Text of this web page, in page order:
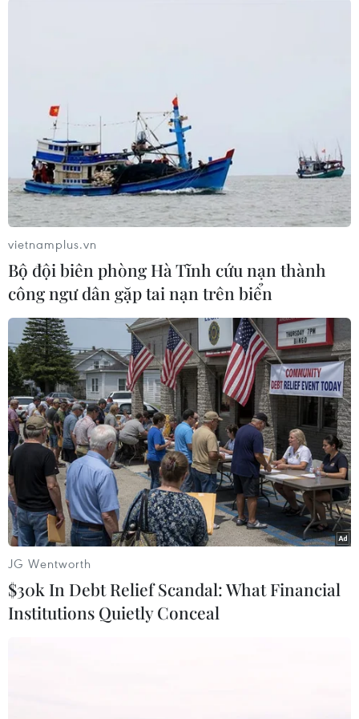
#Australia #Đà Nẵng
#Triển lãm
#Hướng về châu Á
#Điêu khắc
#Tạo hình
#Nàng tiên cá trên bãi biển Cable
Australia
Theo dõi VietnamPlus
vietnamplus.vn
Bộ đội biên phòng Hà Tĩnh cứu nạn thành
công ngư dân gặp tai nạn trên biển
JG Wentworth
$30k In Debt Relief Scandal: What Financial
Institutions Quietly Conceal